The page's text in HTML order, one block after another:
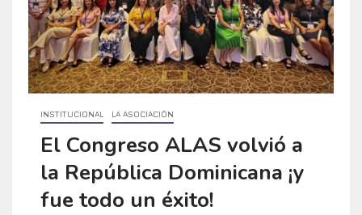
INSTITUCIONAL LA ASOCIACIÓN
El Congreso ALAS volvió a
la República Dominicana ¡y
fue todo un éxito!